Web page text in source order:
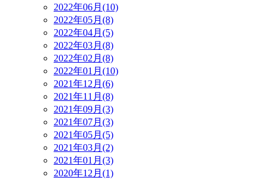
2022年06月(10)
2022年05月(8)
2022年04月(5)
2022年03月(8)
2022年02月(8)
2022年01月(10)
2021年12月(6)
2021年11月(8)
2021年09月(3)
2021年07月(3)
2021年05月(5)
2021年03月(2)
2021年01月(3)
2020年12月(1)